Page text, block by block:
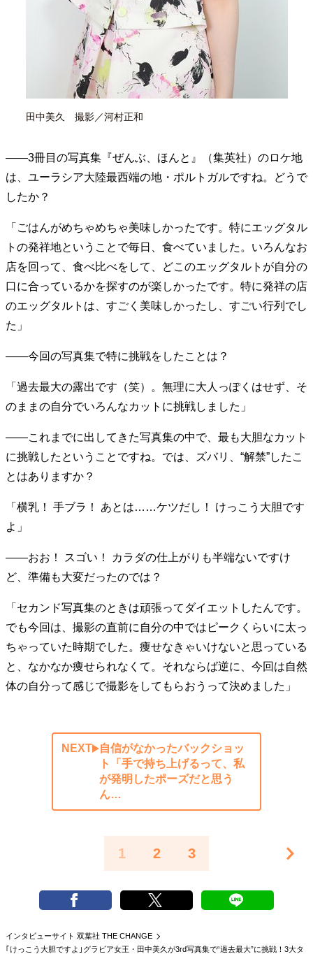
田中美久 撮影／河村正和
——3冊目の写真集『ぜんぶ、ほんと』（集英社）のロケ地
は、ユーラシア大陸最西端の地・ポルトガルですね。どうで
したか？
「ごはんがめちゃめちゃ美味しかったです。特にエッグタル
トの発祥地ということで毎日、食べていました。いろんなお
店を回って、食べ比べをして、どこのエッグタルトが自分の
口に合っているかを探すのが楽しかったです。特に発祥の店
のエッグタルトは、すごく美味しかったし、すごい行列でし
た」
——今回の写真集で特に挑戦をしたことは？
「過去最大の露出です（笑）。無理に大人っぽくはせず、そ
のままの自分でいろんなカットに挑戦しました」
——これまでに出してきた写真集の中で、最も大胆なカット
に挑戦したということですね。では、ズバリ、“解禁”したこ
とはありますか？
「横乳！ 手ブラ！ あとは……ケツだし！ けっこう大胆です
よ」
——おお！ スゴい！ カラダの仕上がりも半端ないですけ
ど、準備も大変だったのでは？
「セカンド写真集のときは頑張ってダイエットしたんです。
でも今回は、撮影の直前に自分の中ではピークくらいに太っ
ちゃっていた時期でした。痩せなきゃいけないと思っている
と、なかなか痩せられなくて。それならば逆に、今回は自然
体の自分って感じで撮影をしてもらおうって決めました」
NEXT
自信がなかったバックショッ
ト「手で持ち上げるって、私
が発明したポーズだと思う
ん…
1 2 3
インタビューサイト 双葉社 THE CHANGE
｢けっこう大胆ですよ｣グラビア女王・田中美久が3rd写真集で“過去最大”に挑戦！3大タ